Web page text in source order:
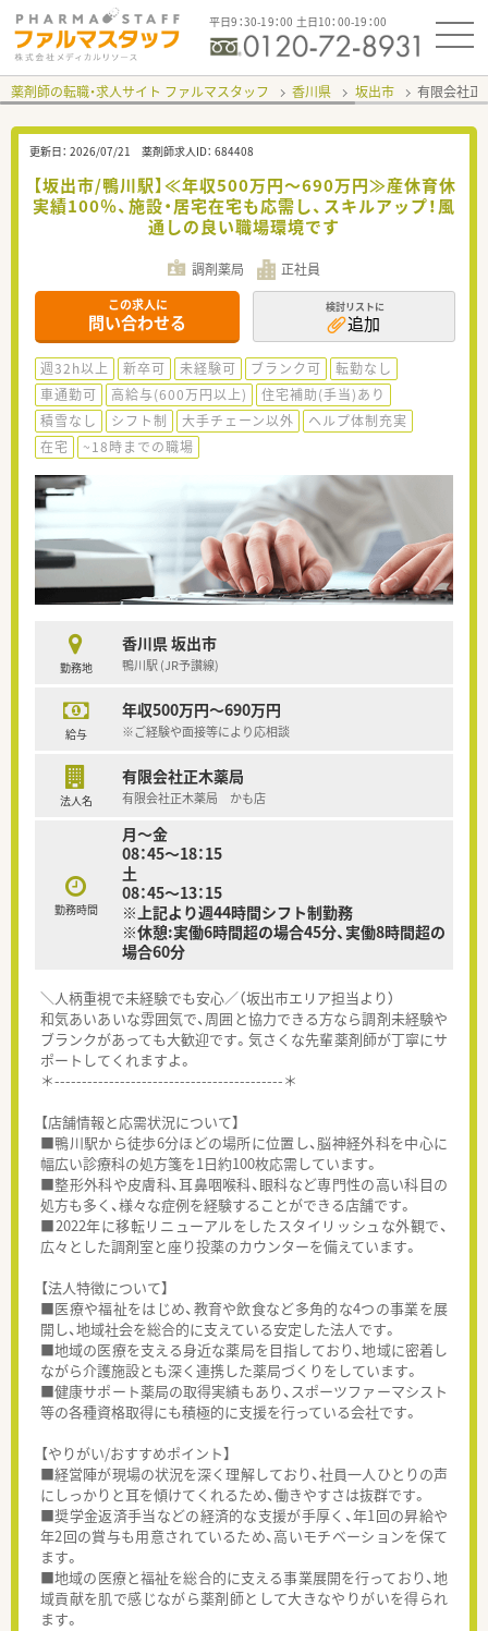
平日9：30-19：00 土日10：00-19：00
薬剤師の転職・求人サイト ファルマスタッフ 香川県 坂出市 有限会社
更新日： 2026/07/21 薬剤師求人ID： 684408
【坂出市/鴨川駅】≪年収500万円～690万円≫産休育休
実績100％、施設・居宅在宅も応需し、スキルアップ！風
通しの良い職場環境です
調剤薬局 正社員
この求人に
問い合わせる
検討リストに
追加
週32h以上 新卒可 未経験可 ブランク可
転勤なし
車通勤可
高給与(600万円以上)
住宅補助(手当)あり
積雪なし
シフト制 大手チェーン以外
ヘルプ体制充実
在宅
~18時までの職場
勤務地
香川県 坂出市
鴨川駅 (JR予讃線)
給与
年収500万円～690万円
※ご経験や面接等により応相談
法人名
有限会社正木薬局
有限会社正木薬局 かも店
勤務時間
月～金
08：45～18：15
土
08：45～13：15
※上記より週44時間シフト制勤務
※休憩:実働6時間超の場合45分、実働8時間超の
場合60分
＼人柄重視で未経験でも安心／（坂出市エリア担当より）
和気あいあいな雰囲気で、周囲と協力できる方なら調剤未経験や
ブランクがあっても大歓迎です。気さくな先輩薬剤師が丁寧にサ
ポートしてくれますよ。
＊------------------------------------------＊
【店舗情報と応需状況について】
■鴨川駅から徒歩6分ほどの場所に位置し、脳神経外科を中心に
幅広い診療科の処方箋を1日約100枚応需しています。
■整形外科や皮膚科、耳鼻咽喉科、眼科など専門性の高い科目の
処方も多く、様々な症例を経験することができる店舗です。
■2022年に移転リニューアルをしたスタイリッシュな外観で、
広々とした調剤室と座り投薬のカウンターを備えています。
【法人特徴について】
■医療や福祉をはじめ、教育や飲食など多角的な4つの事業を展
開し、地域社会を総合的に支えている安定した法人です。
■地域の医療を支える身近な薬局を目指しており、地域に密着し
ながら介護施設とも深く連携した薬局づくりをしています。
■健康サポート薬局の取得実績もあり、スポーツファーマシスト
等の各種資格取得にも積極的に支援を行っている会社です。
【やりがい/おすすめポイント】
■経営陣が現場の状況を深く理解しており、社員一人ひとりの声
にしっかりと耳を傾けてくれるため、働きやすさは抜群です。
■奨学金返済手当などの経済的な支援が手厚く、年1回の昇給や
年2回の賞与も用意されているため、高いモチベーションを保て
ます。
■地域の医療と福祉を総合的に支える事業展開を行っており、地
域貢献を肌で感じながら薬剤師として大きなやりがいを得られ
ます。